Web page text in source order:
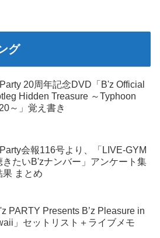
グ
20周年記念DVD「B'z Official
Hidden Treasure ～Typhoon
～」覚え書き
会報116号より、「LIVE-GYM
きたいB'zナンバー」アンケート集
果 まとめ
PARTY Presents B’z Pleasure in
」セットリスト＋ライブメモ